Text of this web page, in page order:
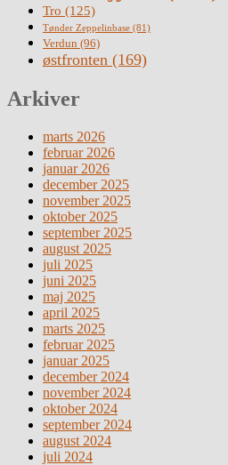
Tro (125)
Tønder Zeppelinbase (81)
Verdun (96)
østfronten (169)
Arkiver
marts 2026
februar 2026
januar 2026
december 2025
november 2025
oktober 2025
september 2025
august 2025
juli 2025
juni 2025
maj 2025
april 2025
marts 2025
februar 2025
januar 2025
december 2024
november 2024
oktober 2024
september 2024
august 2024
juli 2024